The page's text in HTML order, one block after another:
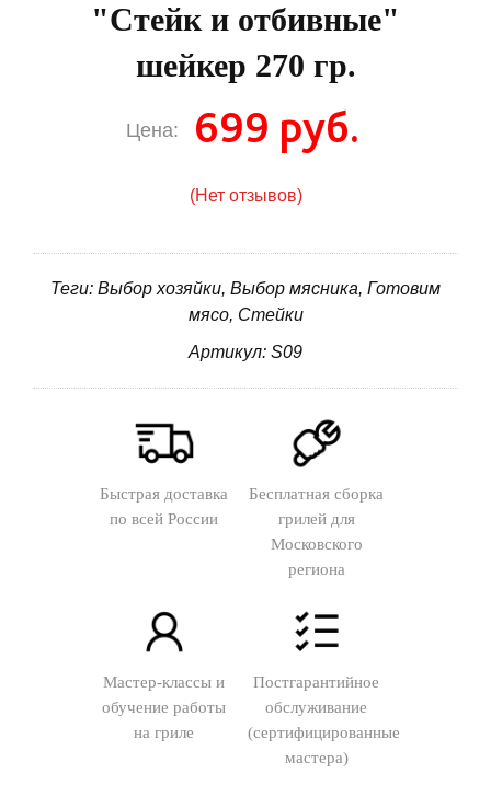
"Стейк и отбивные"
шейкер 270 гр.
Цена: 699 руб.
(Нет отзывов)
Теги: Выбор хозяйки, Выбор мясника, Готовим
мясо, Стейки
Артикул: S09
Быстрая доставка
по всей России
Бесплатная сборка
грилей для
Московского
региона
Мастер-классы и
обучение работы
на гриле
Постгарантийное
обслуживание
(сертифицированные
мастера)